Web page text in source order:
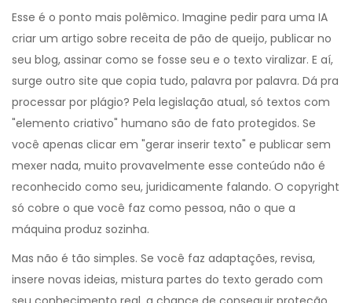
Esse é o ponto mais polêmico. Imagine pedir para uma IA
criar um artigo sobre receita de pão de queijo, publicar no
seu blog, assinar como se fosse seu e o texto viralizar. E aí,
surge outro site que copia tudo, palavra por palavra. Dá pra
processar por plágio? Pela legislação atual, só textos com
"elemento criativo" humano são de fato protegidos. Se
você apenas clicar em "gerar inserir texto" e publicar sem
mexer nada, muito provavelmente esse conteúdo não é
reconhecido como seu, juridicamente falando. O copyright
só cobre o que você faz como pessoa, não o que a
máquina produz sozinha.
Mas não é tão simples. Se você faz adaptações, revisa,
insere novas ideias, mistura partes do texto gerado com